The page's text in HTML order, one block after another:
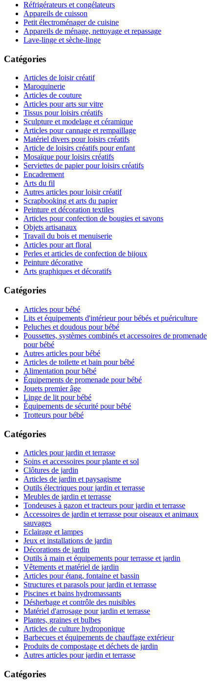
Réfrigérateurs et congélateurs
Appareils de cuisson
Petit électroménager de cuisine
Appareils de ménage, nettoyage et repassage
Lave-linge et sèche-linge
Catégories
Articles de loisir créatif
Maroquinerie
Articles de couture
Articles pour arts sur vitre
Tissus pour loisirs créatifs
Sculpture et modelage et céramique
Articles pour cannage et rempaillage
Matériel divers pour loisirs créatifs
Article de loisirs créatifs pour enfant
Mosaïque pour loisirs créatifs
Serviettes de papier pour loisirs créatifs
Encadrement
Arts du fil
Autres articles pour loisir créatif
Scrapbooking et arts du papier
Peinture et décoration textiles
Articles pour confection de bougies et savons
Objets artisanaux
Travail du bois et menuiserie
Articles pour art floral
Perles et articles de confection de bijoux
Peinture décorative
Arts graphiques et décoratifs
Catégories
Articles pour bébé
Lits et équipements d'intérieur pour bébés et puériculture
Peluches et doudous pour bébé
Poussettes, systèmes combinés et accessoires de promenade
pour bébé
Autres articles pour bébé
Articles de toilette et bain pour bébé
Alimentation pour bébé
Équipements de promenade pour bébé
Jouets premier âge
Linge de lit pour bébé
Équipements de sécurité pour bébé
Trotteurs pour bébé
Catégories
Articles pour jardin et terrasse
Soins et accessoires pour plante et sol
Clôtures de jardin
Articles de jardin et paysagisme
Outils électriques pour jardin et terrasse
Meubles de jardin et terrasse
Tondeuses à gazon et tracteurs pour jardin et terrasse
Accessoires de jardin et terrasse pour oiseaux et animaux
sauvages
Eclairage et lampes
Jeux et installations de jardin
Décorations de jardin
Outils à main et équipements pour terrasse et jardin
Vêtements et matériel de jardin
Articles pour étang, fontaine et bassin
Structures et parasols pour jardin et terrasse
Piscines et bains hydromassants
Désherbage et contrôle des nuisibles
Matériel d'arrosage pour jardin et terrasse
Plantes, graines et bulbes
Articles de culture hydroponique
Barbecues et équipements de chauffage extérieur
Produits de compostage et déchets de jardin
Autres articles pour jardin et terrasse
Catégories